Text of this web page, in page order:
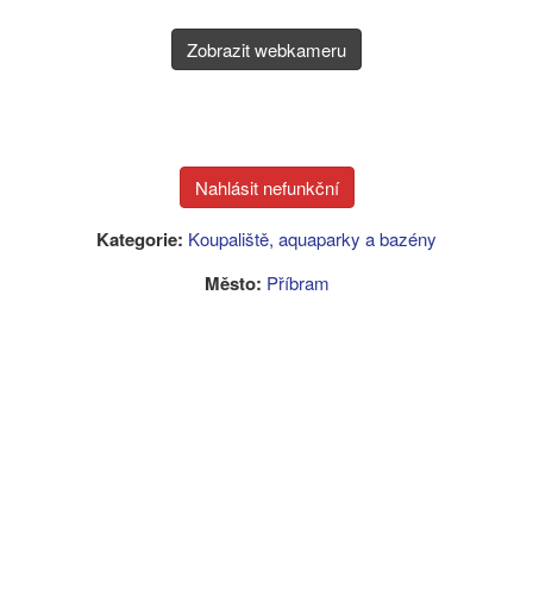
Zobrazit webkameru
Kategorie: Koupaliště, aquaparky a bazény
Město: Příbram